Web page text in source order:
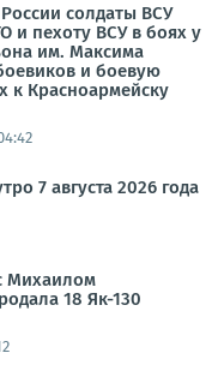
солдаты ВСУ
и пехоту ВСУ в боях у
им. Максима
и боевую
к Красноармейску
7 августа 2026 года
Михаилом
18 Як-130